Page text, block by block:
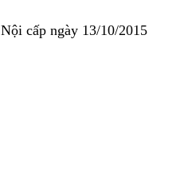
cấp ngày 13/10/2015